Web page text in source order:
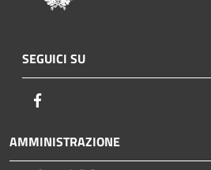
SEGUICI SU
AMMINISTRAZIONE